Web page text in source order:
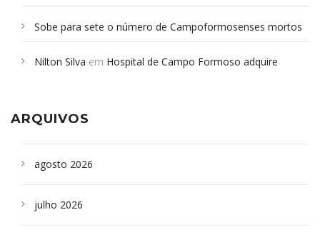
Sobe para sete o número de Campoformosenses mortos
Campoformosenses que morreram em desabamentos são
Nilton Silva em Hospital de Campo Formoso adquire
ARQUIVOS
agosto 2026
julho 2026